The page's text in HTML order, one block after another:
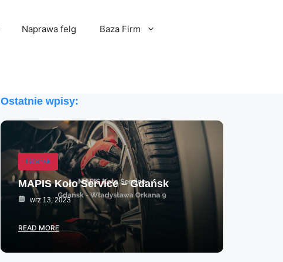
Naprawa felg Baza Firm
Ostatnie wpisy:
Gdańsk
MAPIS Koło Service – Gdańsk
wrz 13, 2023
READ MORE